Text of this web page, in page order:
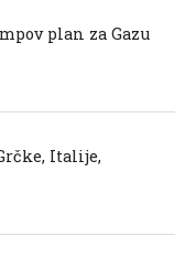
plan za Gazu
Italije,